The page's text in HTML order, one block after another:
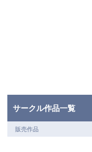
サークル作品一覧
販売作品